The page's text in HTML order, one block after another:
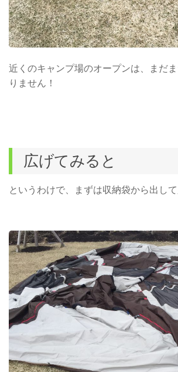
近くのキャンプ場のオープンは、まだ
りません！
広げてみると
というわけで、まずは収納袋から出して